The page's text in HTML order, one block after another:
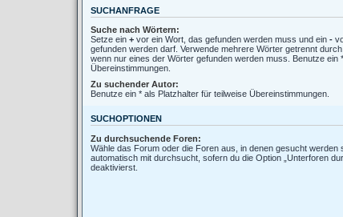
SUCHANFRAGE
Suche nach Wörtern:
Setze ein + vor ein Wort, das gefunden werden muss und ein -
gefunden werden darf. Verwende mehrere Wörter getrennt durch
wenn nur eines der Wörter gefunden werden muss. Benutze ein
Übereinstimmungen.
Zu suchender Autor:
Benutze ein * als Platzhalter für teilweise Übereinstimmungen.
SUCHOPTIONEN
Zu durchsuchende Foren:
Wähle das Forum oder die Foren aus, in denen gesucht werden
automatisch mit durchsucht, sofern du die Option „Unterforen
deaktivierst.